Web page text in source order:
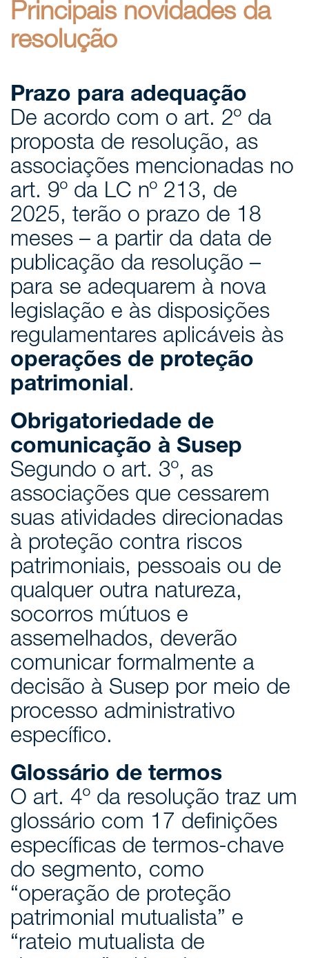
Principais novidades da
resolução
Prazo para adequação
De acordo com o art. 2º da
proposta de resolução, as
associações mencionadas no
art. 9º da LC nº 213, de
2025, terão o prazo de 18
meses – a partir da data de
publicação da resolução –
para se adequarem à nova
legislação e às disposições
regulamentares aplicáveis às
operações de proteção
patrimonial.
Obrigatoriedade de
comunicação à Susep
Segundo o art. 3º, as
associações que cessarem
suas atividades direcionadas
à proteção contra riscos
patrimoniais, pessoais ou de
qualquer outra natureza,
socorros mútuos e
assemelhados, deverão
comunicar formalmente a
decisão à Susep por meio de
processo administrativo
específico.
Glossário de termos
O art. 4º da resolução traz um
glossário com 17 definições
específicas de termos-chave
do segmento, como
“operação de proteção
patrimonial mutualista” e
“rateio mutualista de